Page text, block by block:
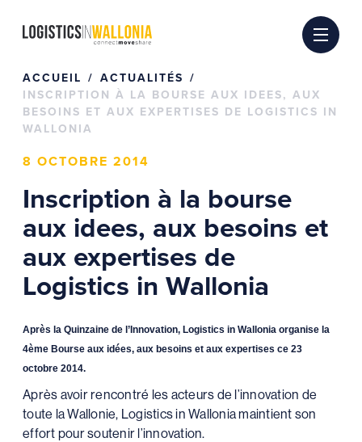
ACCUEIL
ACTUALITÉS
INSCRIPTION À LA BOURSE AUX IDEES, AUX
BESOINS ET AUX EXPERTISES DE LOGISTICS IN
WALLONIA
8 OCTOBRE 2014
Inscription à la bourse
aux idees, aux besoins et
aux expertises de
Logistics in Wallonia
Après la Quinzaine de l’Innovation, Logistics in Wallonia organise la
4ème Bourse aux idées, aux besoins et aux expertises ce 23
octobre 2014.
Après avoir rencontré les acteurs de l’innovation de
toute la Wallonie, Logistics in Wallonia maintient son
effort pour soutenir l’innovation.